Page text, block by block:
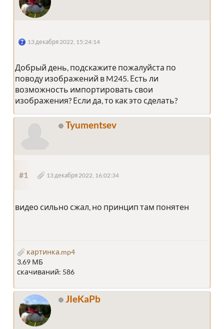
13 декабря 2022, 15:24:14
Добрый день, подскажите пожалуйста по
поводу изображений в M245. Есть ли
возможность импортировать свои
изображения? Если да, то как это сделать?
Tyumentsev
#1 13 декабря 2022, 16:02:34
видео сильно сжал, но принцип там понятен
картинка.mp4
3.69 МБ
скачиваний: 586
JIeKaPb